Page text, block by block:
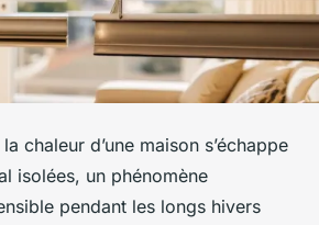
chaleur d’une maison s’échappe
isolées, un phénomène
pendant les longs hivers